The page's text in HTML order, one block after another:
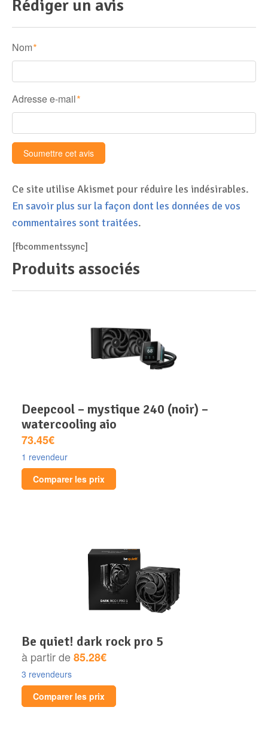
Rédiger un avis
Nom *
Adresse e-mail *
Ce site utilise Akismet pour réduire les indésirables.
En savoir plus sur la façon dont les données de vos
commentaires sont traitées.
[fbcommentssync]
Produits associés
deepcool – mystique 240 (noir) –
watercooling aio
73.45€
1 revendeur
Comparer les prix
be quiet! dark rock pro 5
à partir de85.28€
3 revendeurs
Comparer les prix